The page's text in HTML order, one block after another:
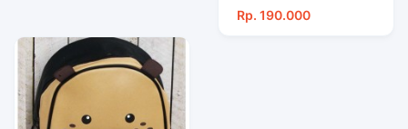
Rp. 190.000